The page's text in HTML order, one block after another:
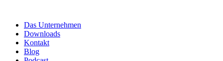
springenDas Unternehmen
Downloads
Kontakt
Blog